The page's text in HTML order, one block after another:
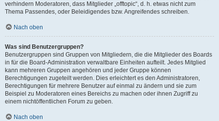
verhindern Moderatoren, dass Mitglieder „offtopic“, d. h. etwas nicht zum
Thema Passendes, oder Beleidigendes bzw. Angreifendes schreiben.
Nach oben
Was sind Benutzergruppen?
Benutzergruppen sind Gruppen von Mitgliedern, die die Mitglieder des Boards
in für die Board-Administration verwaltbare Einheiten aufteilt. Jedes Mitglied
kann mehreren Gruppen angehören und jeder Gruppe können
Berechtigungen zugeteilt werden. Dies erleichtert es den Administratoren,
Berechtigungen für mehrere Benutzer auf einmal zu ändern und sie zum
Beispiel zu Moderatoren eines Bereichs zu machen oder ihnen Zugriff zu
einem nichtöffentlichen Forum zu geben.
Nach oben